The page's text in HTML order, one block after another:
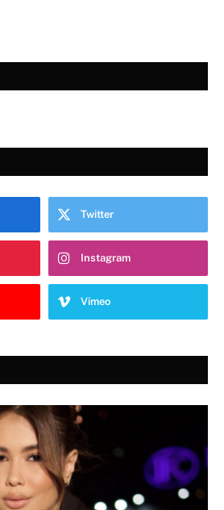
Twitter
Instagram
Vimeo